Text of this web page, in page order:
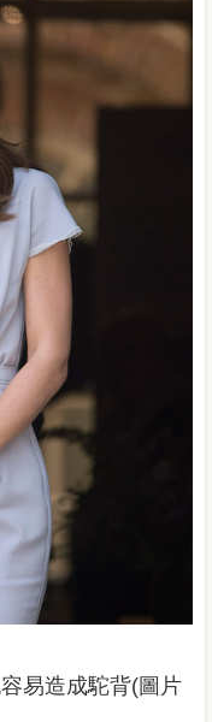
易造成駝背(圖片